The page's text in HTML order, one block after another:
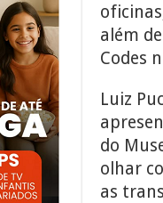
além
Codes
Luiz
do
olhar
as